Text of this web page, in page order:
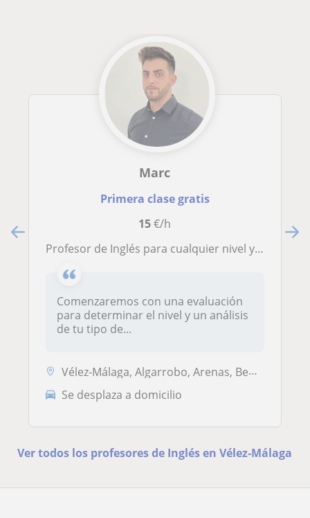
Marc
Primera clase gratis
15€/h
Profesor de Inglés para cualquier nivel y de cualquier materia de la E.S.O o de Humanidades
Comenzaremos con una evaluación
para determinar el nivel y un análisis
de tu tipo de...
Vélez-Málaga, Algarrobo, Arenas, Benamocarra, Sayalonga, Torrox
Se desplaza a domicilio
Ver todos los profesores de Inglés en Vélez-Málaga